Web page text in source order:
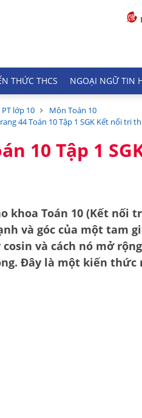
THỨC THCS NGOẠI NGỮ TIN
lớp 10
Môn Toán 10
44 Toán 10 Tập 1 SGK Kết nối tri
10 Tập 1
khoa Toán 10 (Kết
và góc của một tam
và cách nó mở
Đây là một kiến